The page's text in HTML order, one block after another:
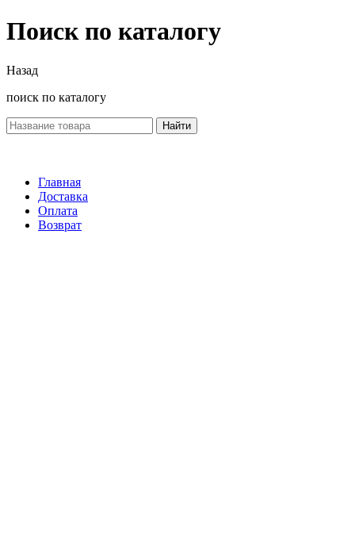
Поиск по каталогу
Назад
поиск по каталогу
Найти
Главная
Доставка
Оплата
Возврат